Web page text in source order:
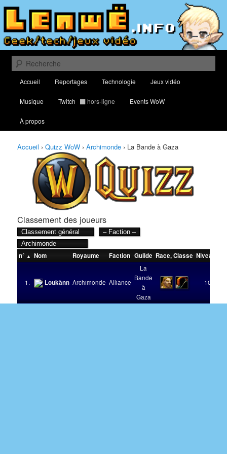
Aller
contenu
principal
Aller
contenu
secondaireLenwë – Culture geek, tech et jeux
vidéo
Classement des meilleurs joueurs au Quizz World of Warcraft
Recherche
principal
Accueil Reportages Technologie Jeux vidéo
Musique Twitch hors-ligne Events WoW
À propos
Accueil › Quizz WoW › Archimonde › La Bande à Gaza
Classement des joueurs
n° Nom Royaume Faction Guilde Race,Classe Niveau
1. Loukànn Archimonde Alliance
La
Bande
à
Gaza
100